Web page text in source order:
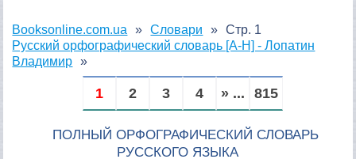
Booksonline.com.ua
Словари
Русский орфографический словарь [А-Н] - Лопатин
Владимир
Стр. 1
1 2 3 4 » ... 815
ПОЛНЫЙ ОРФОГРАФИЧЕСКИЙ СЛОВАРЬ
РУССКОГО ЯЗЫКА